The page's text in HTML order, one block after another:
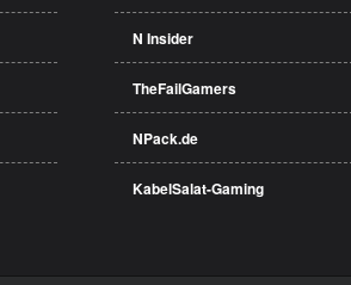
N Insider
TheFailGamers
NPack.de
KabelSalat-Gaming